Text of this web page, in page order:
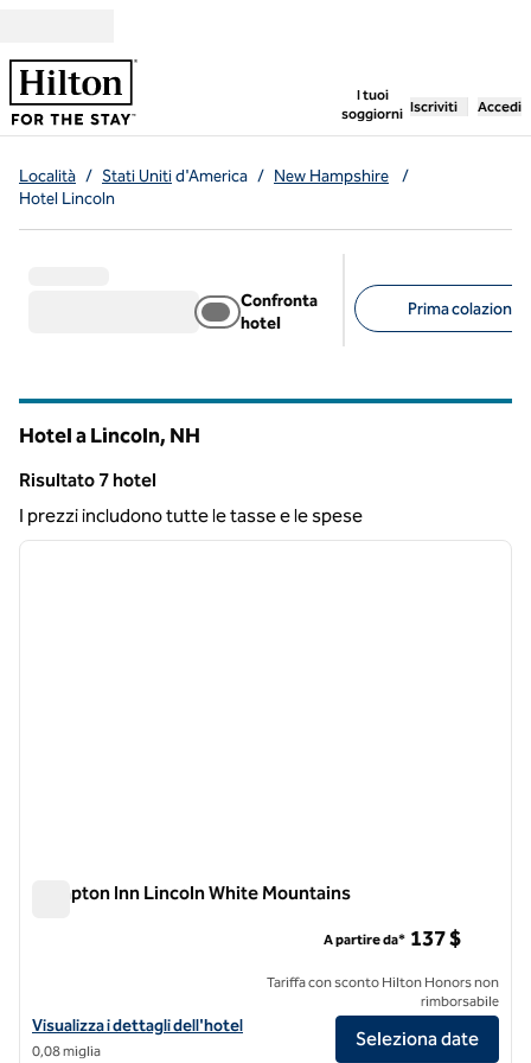
I tuoi
soggiorni
, apre una
Iscriviti Accedi
Località / Stati Unitid'America / New Hampshire
/
Hotel Lincoln
Confronta
hotel
Prima colazione
Hotel a Lincoln, NH
Risultato 7 hotel
Risultato 7 hotel
I prezzi includono tutte le tasse e le spese
1 di 12
Hampton Inn Lincoln White Mountains
Visualizza i dettagli dell'hotel per l'Hampton Inn Lincoln White
Visualizza i dettagli dell'hotel
0,08 miglia
A partire da* 137 $
Tariffa con sconto Hilton Honors non
rimborsabile
Seleziona date